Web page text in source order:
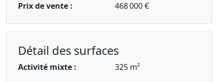
Prix de vente :
468 000 €
Détail des surfaces
Activité mixte : 325 m²